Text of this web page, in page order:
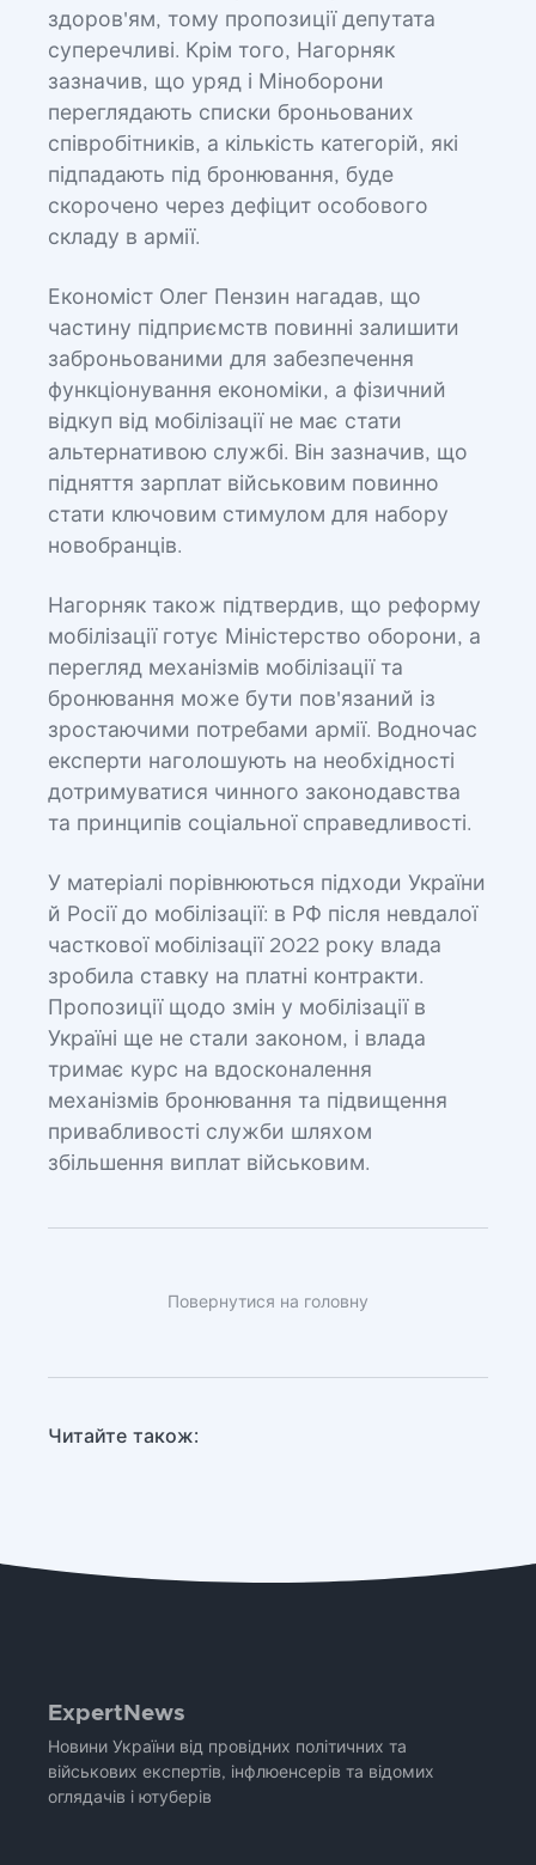
здоров'ям, тому пропозиції депутата
суперечливі. Крім того, Нагорняк
зазначив, що уряд і Міноборони
переглядають списки броньованих
співробітників, а кількість категорій, які
підпадають під бронювання, буде
скорочено через дефіцит особового
складу в армії.
Економіст Олег Пензин нагадав, що
частину підприємств повинні залишити
заброньованими для забезпечення
функціонування економіки, а фізичний
відкуп від мобілізації не має стати
альтернативою службі. Він зазначив, що
підняття зарплат військовим повинно
стати ключовим стимулом для набору
новобранців.
Нагорняк також підтвердив, що реформу
мобілізації готує Міністерство оборони, а
перегляд механізмів мобілізації та
бронювання може бути пов'язаний із
зростаючими потребами армії. Водночас
експерти наголошують на необхідності
дотримуватися чинного законодавства
та принципів соціальної справедливості.
У матеріалі порівнюються підходи України
й Росії до мобілізації: в РФ після невдалої
часткової мобілізації 2022 року влада
зробила ставку на платні контракти.
Пропозиції щодо змін у мобілізації в
Україні ще не стали законом, і влада
тримає курс на вдосконалення
механізмів бронювання та підвищення
привабливості служби шляхом
збільшення виплат військовим.
Повернутися на головну
Читайте також:
ExpertNews
Новини України від провідних політичних та
військових експертів, інфлюенсерів та відомих
оглядачів і ютуберів